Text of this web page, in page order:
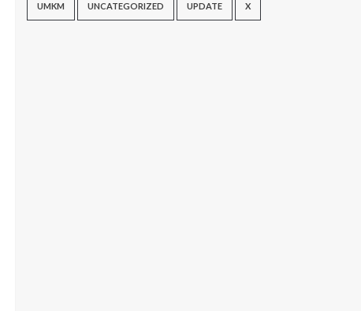
UMKM UNCATEGORIZED UPDATE X